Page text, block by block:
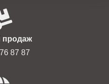
продаж
87 87